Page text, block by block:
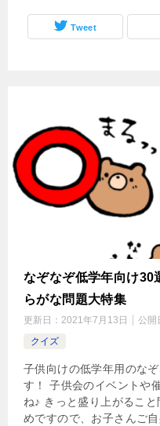
Tweet
なぞなぞ低学年向け30
らがな問題大特集
更新日： 2021年7月13日 公開
クイズ
子供向けの低学年用のな
す！ 子供会のイベントや
ね♪ きっと盛り上がるこ
めですので、お子さんご